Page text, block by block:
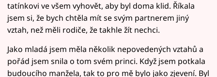
tatínkovi ve všem vyhovět, aby byl doma klid. Říkala
jsem si, že bych chtěla mít se svým partnerem jiný
vztah, než měli rodiče, že takhle žít nechci.
Jako mladá jsem měla několik nepovedených vztahů a
pořád jsem snila o tom svém princi. Když jsem potkala
budoucího manžela, tak to pro mě bylo jako zjevení. Byl